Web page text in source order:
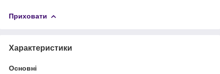
Приховати
Характеристики
Основні